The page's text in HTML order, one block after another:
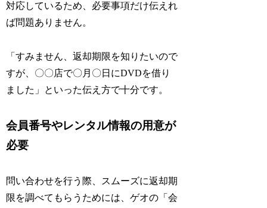
対応しているため、必要事項だけ伝えれ
ば問題ありません。
「すみません、返却期限を知りたいので
すが、〇〇店で〇月〇日にDVDを借り
ました」といった伝え方で十分です。
会員番号やレンタル情報の用意が
必要
問い合わせを行う際、スムーズに返却期
限を調べてもらうためには、ゲオの「会